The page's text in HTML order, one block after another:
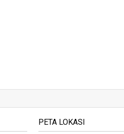
PETA LOKASI